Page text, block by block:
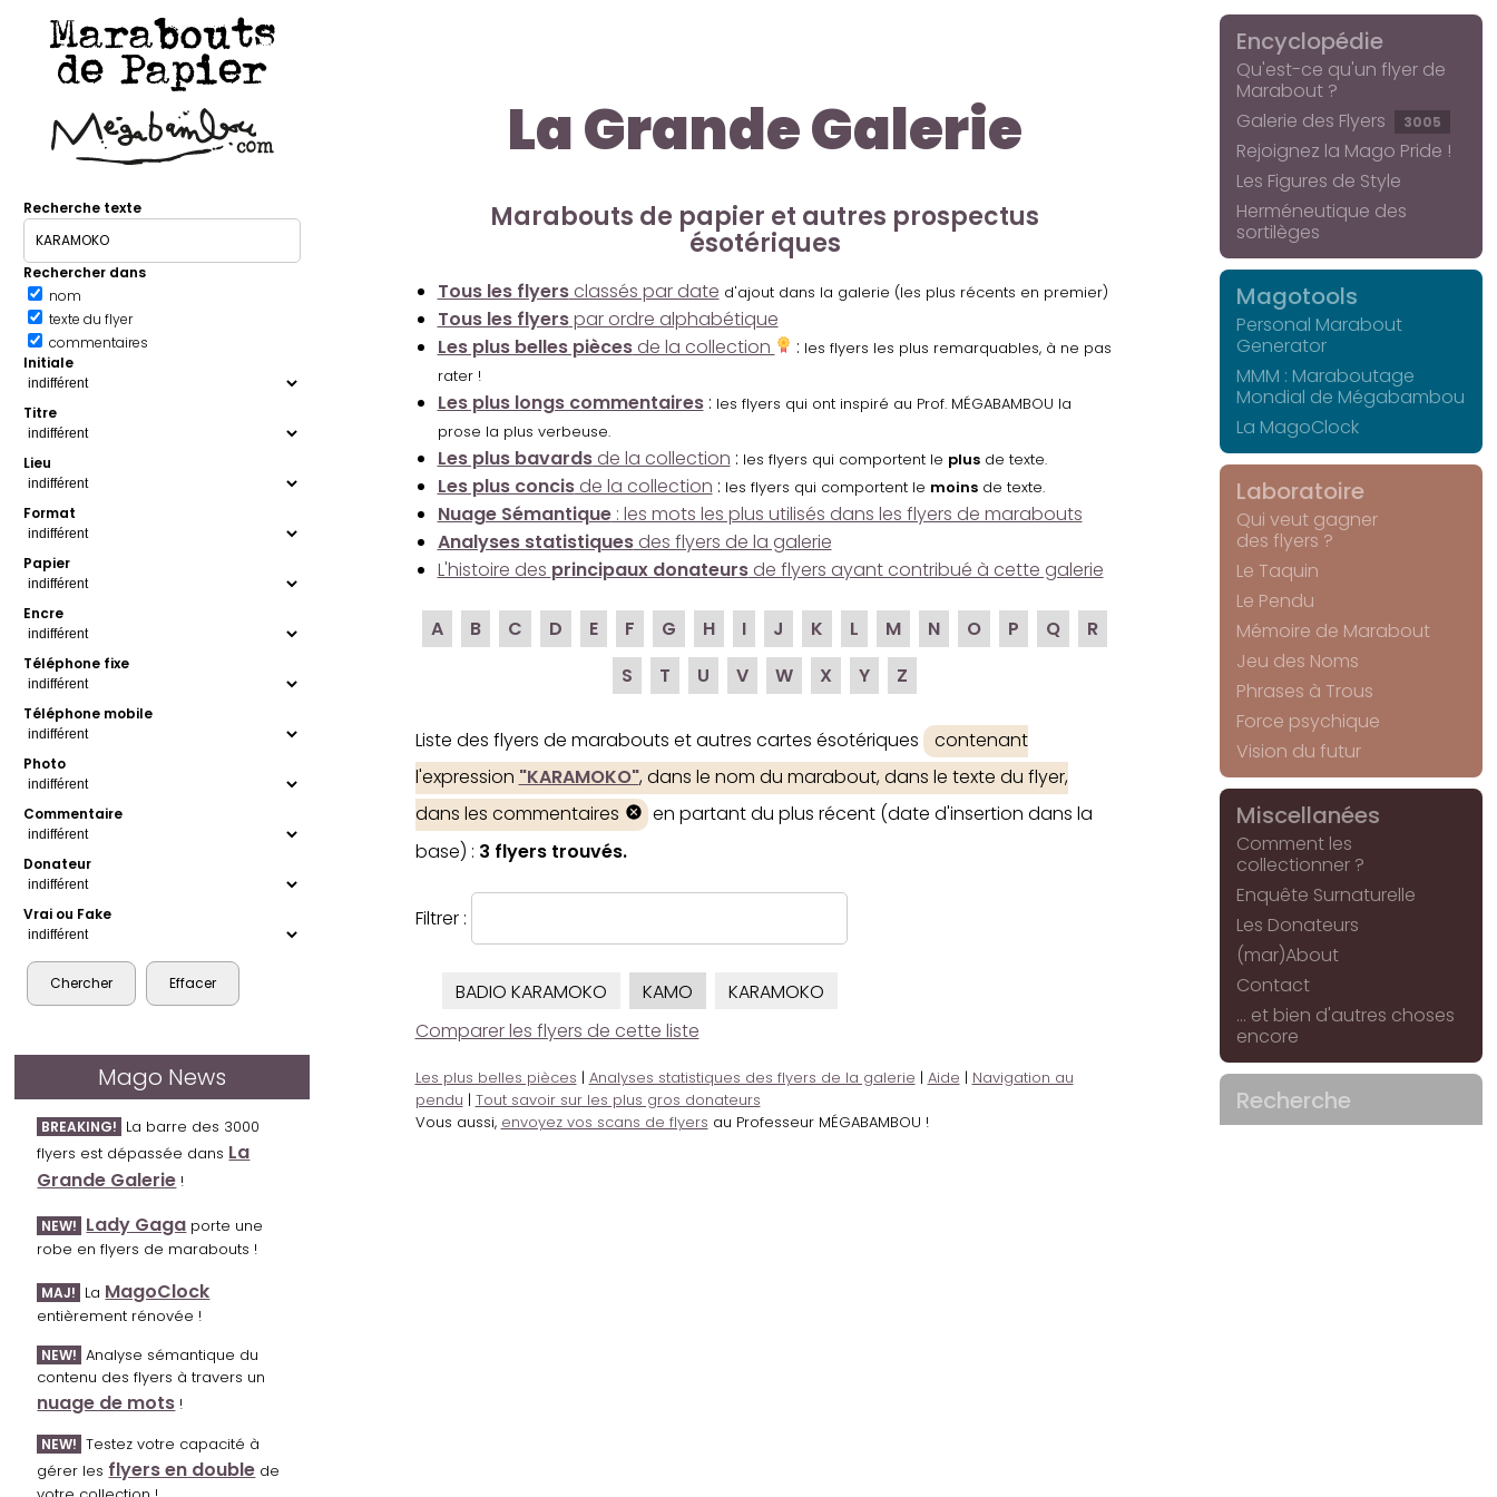
Marabouts
de Papier
Recherche texte
Rechercher dans
nom
texte du flyer
commentaires
Initiale
Titre
Lieu
Format
Papier
Encre
Téléphone fixe
Téléphone mobile
Photo
Commentaire
Donateur
Vrai ou Fake
Mago News
BREAKING! La barre des 3000
flyers est dépassée dans La
Grande Galerie !
NEW! Lady Gaga porte une
robe en flyers de marabouts !
MAJ! La MagoClock
entièrement rénovée !
NEW! Analyse sémantique du
contenu des flyers à travers un
nuage de mots !
NEW! Testez votre capacité à
gérer les flyers en double de
La Grande Galerie
Marabouts de papier et autres prospectus
ésotériques
Tous les flyersclassés par date d'ajout dans la galerie (les plus récents en premier)
Tous les flyerspar ordre alphabétique
Les plus belles piècesde la collection : les flyers les plus remarquables, à ne pas
rater !
Les plus longs commentaires: les flyers qui ont inspiré au Prof. MÉGABAMBOU la
prose la plus verbeuse.
Les plus bavardsde la collection : les flyers qui comportent le plusde texte.
Les plus concisde la collection : les flyers qui comportent le moinsde texte.
Nuage Sémantique: les mots les plus utilisés dans les flyers de marabouts
Analyses statistiquesdes flyers de la galerie
L'histoire des principaux donateursde flyers ayant contribué à cette galerie
A B C D E F G H I J K L M N O P Q
R
S
T U V W X Y Z
Liste des flyers de marabouts et autres cartes ésotériques
contenant
l'expression "KARAMOKO", dans le nom du marabout, dans le texte du flyer,
dans les commentaires
en partant du plus récent (date d'insertion dans la
base) : 3 flyers trouvés.
Filtrer :
BADIO KARAMOKO KAMO
KARAMOKO
Comparer les flyers de cette liste
Les plus belles pièces | Analyses statistiques des flyers de la galerie | Aide | Navigation au
pendu | Tout savoir sur les plus gros donateurs
Vous aussi, envoyez vos scans de flyers au Professeur MÉGABAMBOU !
Encyclopédie
Qu'est-ce qu'un flyer de
Marabout ?
Galerie des Flyers
3005
Rejoignez la Mago Pride !
Les Figures de Style
Herméneutique des
sortilèges
Magotools
Personal Marabout
Generator
MMM : Maraboutage
Mondial de Mégabambou
La MagoClock
Laboratoire
Qui veut gagner
des flyers ?
Le Taquin
Le Pendu
Mémoire de Marabout
Jeu des Noms
Phrases à Trous
Force psychique
Vision du futur
Miscellanées
Comment les
collectionner ?
Enquête Surnaturelle
Les Donateurs
(mar)About
Contact
... et bien d'autres choses
encore
Recherche